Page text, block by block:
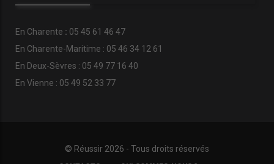
En Charente : 05 45 61 46 47
En Charente-Maritime : 05 46 34 12 61
En Deux-Sèvres : 05 49 77 16 40
En Vienne : 05 49 52 33 77
© Réussir 2026 - Tous droits réservés